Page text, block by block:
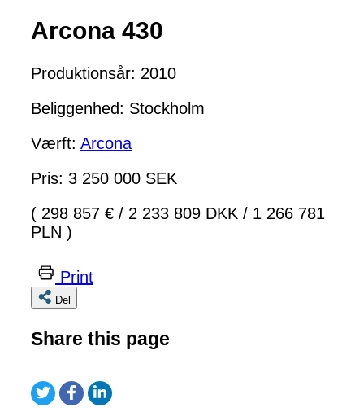
Arcona 430
Produktionsår: 2010
Beliggenhed: Stockholm
Værft: Arcona
Pris: 3 250 000 SEK
( 298 857 € / 2 233 809 DKK / 1 266 781
PLN )
Print
Del
Share this page